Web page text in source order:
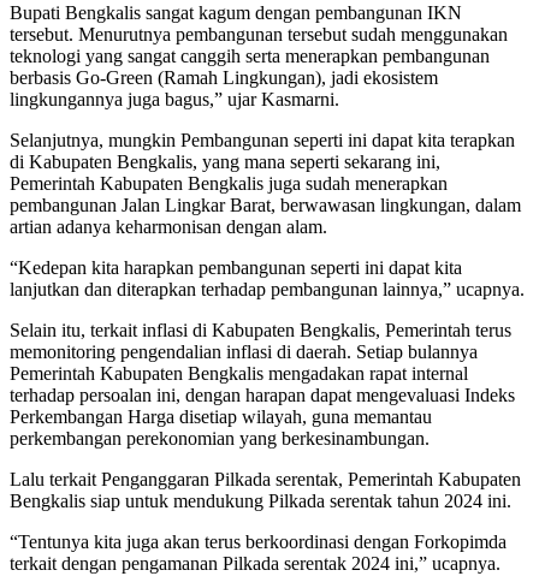
Bupati Bengkalis sangat kagum dengan pembangunan IKN
tersebut. Menurutnya pembangunan tersebut sudah menggunakan
teknologi yang sangat canggih serta menerapkan pembangunan
berbasis Go-Green (Ramah Lingkungan), jadi ekosistem
lingkungannya juga bagus,” ujar Kasmarni.
Selanjutnya, mungkin Pembangunan seperti ini dapat kita terapkan
di Kabupaten Bengkalis, yang mana seperti sekarang ini,
Pemerintah Kabupaten Bengkalis juga sudah menerapkan
pembangunan Jalan Lingkar Barat, berwawasan lingkungan, dalam
artian adanya keharmonisan dengan alam.
“Kedepan kita harapkan pembangunan seperti ini dapat kita
lanjutkan dan diterapkan terhadap pembangunan lainnya,” ucapnya.
Selain itu, terkait inflasi di Kabupaten Bengkalis, Pemerintah terus
memonitoring pengendalian inflasi di daerah. Setiap bulannya
Pemerintah Kabupaten Bengkalis mengadakan rapat internal
terhadap persoalan ini, dengan harapan dapat mengevaluasi Indeks
Perkembangan Harga disetiap wilayah, guna memantau
perkembangan perekonomian yang berkesinambungan.
Lalu terkait Penganggaran Pilkada serentak, Pemerintah Kabupaten
Bengkalis siap untuk mendukung Pilkada serentak tahun 2024 ini.
“Tentunya kita juga akan terus berkoordinasi dengan Forkopimda
terkait dengan pengamanan Pilkada serentak 2024 ini,” ucapnya.